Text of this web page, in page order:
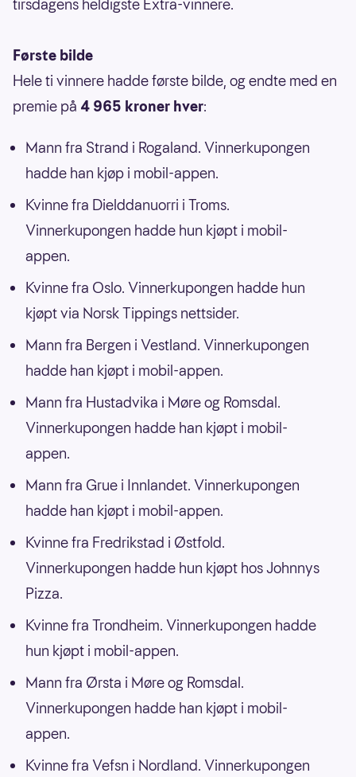
tirsdagens heldigste Extra-vinnere.
Første bilde
Hele ti vinnere hadde første bilde, og endte med en
premie på 4 965 kroner hver:
Mann fra Strand i Rogaland. Vinnerkupongen
hadde han kjøp i mobil-appen.
Kvinne fra Dielddanuorri i Troms.
Vinnerkupongen hadde hun kjøpt i mobil-
appen.
Kvinne fra Oslo. Vinnerkupongen hadde hun
kjøpt via Norsk Tippings nettsider.
Mann fra Bergen i Vestland. Vinnerkupongen
hadde han kjøpt i mobil-appen.
Mann fra Hustadvika i Møre og Romsdal.
Vinnerkupongen hadde han kjøpt i mobil-
appen.
Mann fra Grue i Innlandet. Vinnerkupongen
hadde han kjøpt i mobil-appen.
Kvinne fra Fredrikstad i Østfold.
Vinnerkupongen hadde hun kjøpt hos Johnnys
Pizza.
Kvinne fra Trondheim. Vinnerkupongen hadde
hun kjøpt i mobil-appen.
Mann fra Ørsta i Møre og Romsdal.
Vinnerkupongen hadde han kjøpt i mobil-
appen.
Kvinne fra Vefsn i Nordland. Vinnerkupongen